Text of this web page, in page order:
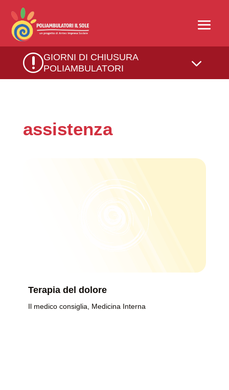
rGIORNI DI CHIUSURA
POLIAMBULATORI
3
assistenza
Terapia del dolore
Il medico consiglia Medicina Interna